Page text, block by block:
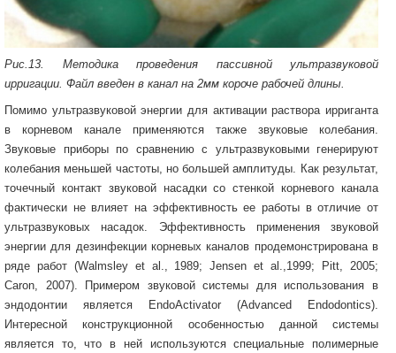
Рис.13. Методика проведения пассивной ультразвуковой
ирригации. Файл введен в канал на 2мм короче рабочей длины.
Помимо ультразвуковой энергии для активации раствора ирриганта
в корневом канале применяются также звуковые колебания.
Звуковые приборы по сравнению с ультразвуковыми генерируют
колебания меньшей частоты, но большей амплитуды. Как результат,
точечный контакт звуковой насадки со стенкой корневого канала
фактически не влияет на эффективность ее работы в отличие от
ультразвуковых насадок. Эффективность применения звуковой
энергии для дезинфекции корневых каналов продемонстрирована в
ряде работ (Walmsley et al., 1989; Jensen et al.,1999; Pitt, 2005;
Caron, 2007). Примером звуковой системы для использования в
эндодонтии является EndoActivator (Advanced Endodontics).
Интересной конструкционной особенностью данной системы
является то, что в ней используются специальные полимерные